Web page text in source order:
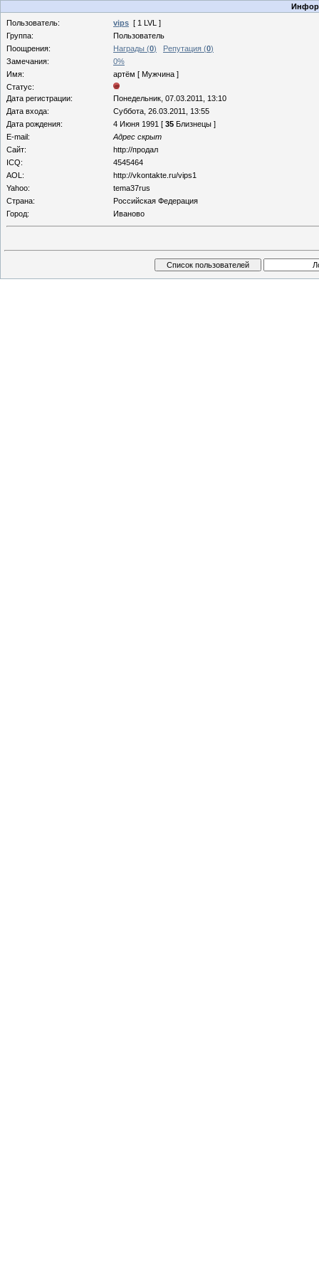
Пользователь:
vips [ 1 LVL ]
Группа:
Пользователь
Поощрения:
Награды (0) Репутация (0)
Замечания:
0%
Имя:
артём [ Мужчина ]
Статус:
Дата регистрации:
Понедельник, 07.03.2011, 13:10
Дата входа:
Суббота, 26.03.2011, 13:55
Дата рождения:
4 Июня 1991 [ 35 Близнецы ]
E-mail:
Адрес скрыт
Сайт:
http://продал
ICQ:
4545464
AOL:
http://vkontakte.ru/vips1
Yahoo:
tema37rus
Страна:
Российская Федерация
Город:
Иваново